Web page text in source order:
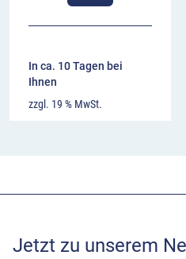
In ca. 10 Tagen bei
Ihnen
zzgl. 19 % MwSt.
Jetzt zu unserem